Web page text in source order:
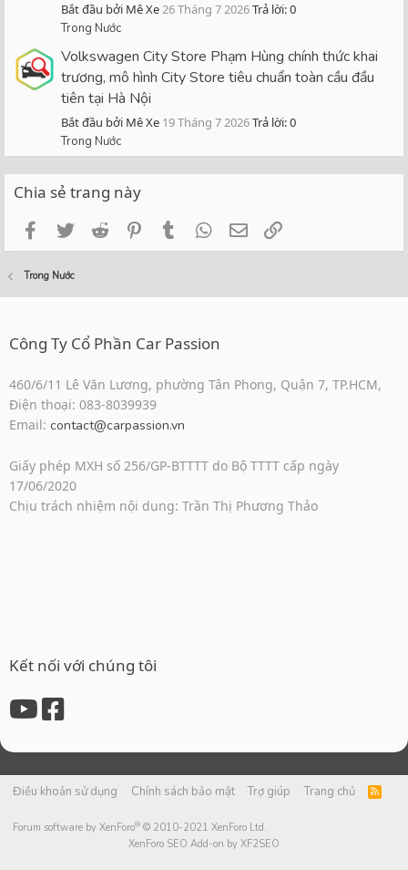
Bắt đầu bởi Mê Xe26 Tháng 7 2026Trả lời: 0
Trong Nước
Volkswagen City Store Phạm Hùng chính thức khai
trương, mô hình City Store tiêu chuẩn toàn cầu đầu
tiên tại Hà Nội
Bắt đầu bởi Mê Xe 19 Tháng 7 2026Trả lời: 0
Trong Nước
Chia sẻ trang này
FacebookTwitterReddit PinterestTumblrWhatsApp
Email
Trong Nước
Công Ty Cổ Phần Car Passion
460/6/11 Lê Văn Lương, phường Tân Phong, Quận 7, TP.HCM,
Điện thoại: 083-8039939
Email: contact@carpassion.vn
Giấy phép MXH số 256/GP-BTTTT do Bộ TTTT cấp ngày
17/06/2020
Chịu trách nhiệm nội dung: Trần Thị Phương Thảo
Kết nối với chúng tôi
Điều khoản sử dụng Chính sách bảo mật Trợ giúp Trang chủ
R
S
Forum software by XenForo® © 2010-2021 XenForo Ltd.
XenForo SEO Add-on by XF2SEO